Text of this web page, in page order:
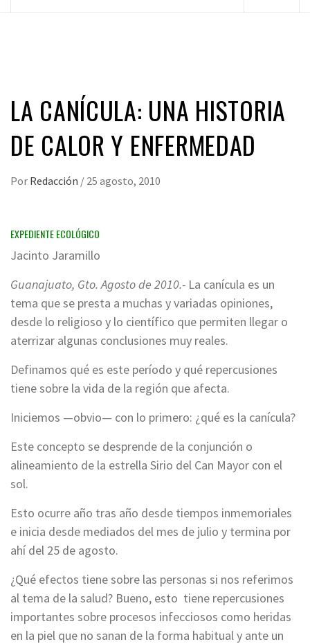
LA CANÍCULA: UNA HISTORIA
DE CALOR Y ENFERMEDAD
Por Redacción / 25 agosto, 2010
EXPEDIENTE ECOLÓGICO
Jacinto Jaramillo
Guanajuato, Gto. Agosto de 2010.- La canícula es un
tema que se presta a muchas y variadas opiniones,
desde lo religioso y lo científico que permiten llegar o
aterrizar algunas conclusiones muy reales.
Definamos qué es este período y qué repercusiones
tiene sobre la vida de la región que afecta.
Iniciemos —obvio— con lo primero: ¿qué es la canícula?
Este concepto se desprende de la conjunción o
alineamiento de la estrella Sirio del Can Mayor con el
sol.
Esto ocurre año tras año desde tiempos inmemoriales
e inicia desde mediados del mes de julio y termina por
ahí del 25 de agosto.
¿Qué efectos tiene sobre las personas si nos referimos
al tema de la salud? Bueno, esto tiene repercusiones
importantes sobre procesos infecciosos como heridas
en la piel que no sanan de la forma habitual y ante un